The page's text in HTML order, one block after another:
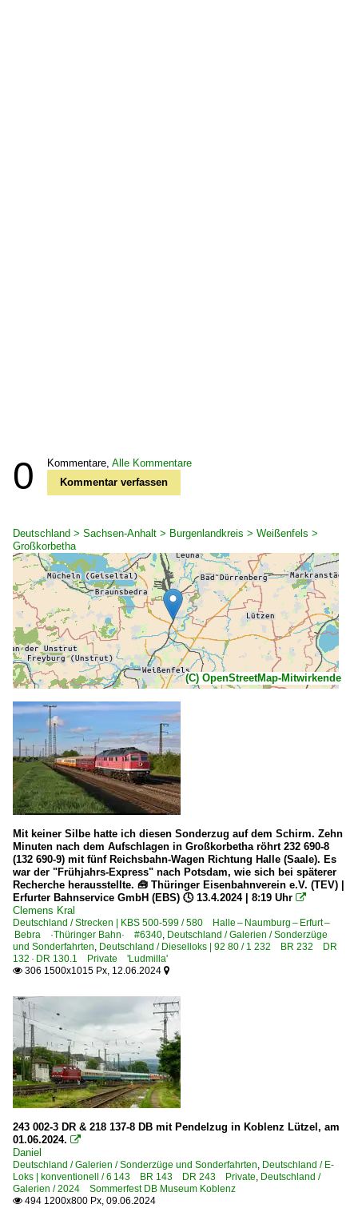
0 Kommentare, Alle Kommentare
Kommentar verfassen
Deutschland > Sachsen-Anhalt > Burgenlandkreis > Weißenfels >
Großkorbetha
(C) OpenStreetMap-Mitwirkende
Mit keiner Silbe hatte ich diesen Sonderzug auf dem Schirm. Zehn
Minuten nach dem Aufschlagen in Großkorbetha röhrt 232 690-8
(132 690-9) mit fünf Reichsbahn-Wagen Richtung Halle (Saale). Es
war der "Frühjahrs-Express" nach Potsdam, wie sich bei späterer
Recherche herausstellte. 🧰 Thüringer Eisenbahnverein e.V. (TEV) |
Erfurter Bahnservice GmbH (EBS) 🕓 13.4.2024 | 8:19 Uhr 
Clemens Kral
Deutschland / Strecken | KBS 500-599 / 580 Halle – Naumburg – Erfurt –
Bebra ·Thüringer Bahn· #6340, Deutschland / Galerien / Sonderzüge
und Sonderfahrten, Deutschland / Dieselloks | 92 80 / 1 232 BR 232 DR
132 · DR 130.1 Private 'Ludmilla'
 306 1500x1015 Px, 12.06.2024 
243 002-3 DR & 218 137-8 DB mit Pendelzug in Koblenz Lützel, am
01.06.2024. 
Daniel
Deutschland / Galerien / Sonderzüge und Sonderfahrten, Deutschland / E-
Loks | konventionell / 6 143 BR 143 DR 243 Private, Deutschland /
Galerien / 2024 Sommerfest DB Museum Koblenz
 494 1200x800 Px, 09.06.2024